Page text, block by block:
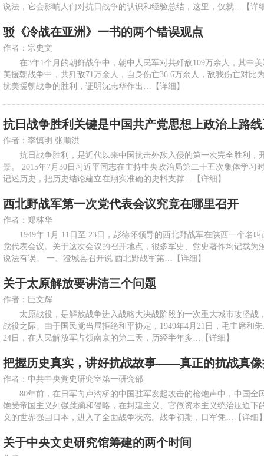
说法，它会影响人们对抗日战争的认识和经验总结，这里，仅就… 【详
驳《冷战在亚洲》一书的两个错误观点
作者：宗史文
在3年1个月的朝鲜战争中，朝中人民军对共歼敌109万余人，其中美
美援朝战争中，共歼敌71万余人，自身伤亡36.6万余人，敌我伤亡对比
抗美援朝战争的胜利，证明沈志华作出… 【详细】
抗日战争胜利关键是中国共产党思想上政治上路
作者：李慎明 张顺洪
抗日战争胜利，是近代以来中国抗击外敌入侵的第一次完全胜利，
景。 2015年7月30日习近平同志在主持中央政治局第二十五次集体学习
记述历史，把历史结论建立在翔实准确的史料支撑… 【详细】
西北野战军第一次党代表会议究竟在哪里召开
作者：郑林华
1949年 1月 11日至 23日，彭德怀领导的西北野战军在陕西一个名叫
党代表会议。关于这次会议的召开地点，很多军史、党史著作均记载为
说法有误。 一、澄城县召开说 西北野战军第… 【详细】
关于太原解放要讲清三个问题
作者：巨文辉
太原战役，是解放战争进入战略大决战阶段的一次重大城市攻坚战
战役之际。由于国民党当局拒绝和平协定，1949年4月21日，毛主席和
24日，在人民解放军占领南京的第二天，历经半年多… 【详细】
把握历史真实，讲好抗战故事——真正的抗战真像
作者：中共中央党史研究室第一研究部
80年前，在日军向卢沟桥的中国驻军发起攻击的枪炮声中，中国全
饱受帝国主义列强蹂躏和侵略，在封建主义、官僚资本主义统治压迫下
义的世界强国日本，进入了全面战争状态。战争初期，日军凭… 【详细
关于中央文史研究馆筹建的两个时间